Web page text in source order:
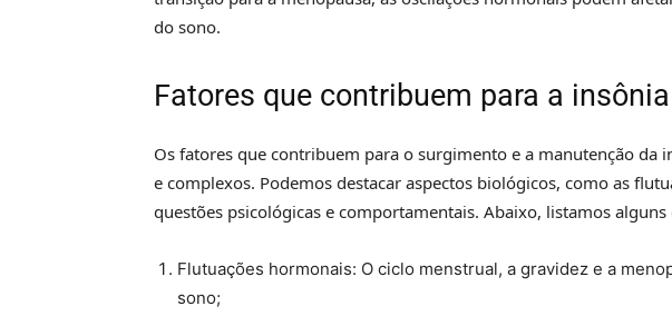
do sono.
Fatores que contribuem para a
Os fatores que contribuem para o surgimento e a manutenção da
e complexos. Podemos destacar aspectos biológicos, como as
questões psicológicas e comportamentais. Abaixo, listamos alguns
Flutuações hormonais: O ciclo menstrual, a gravidez e a
sono;